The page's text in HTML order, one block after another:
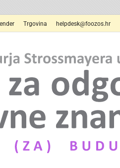
Trgovina helpdesk@foozos.hr